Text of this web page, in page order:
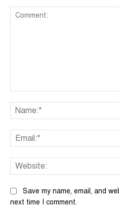
Save my name, email, and
next time I comment.